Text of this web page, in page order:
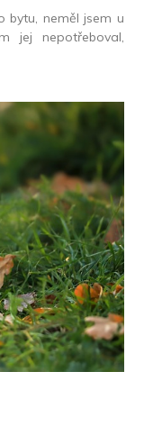
bytu, neměl jsem u
jej nepotřeboval,